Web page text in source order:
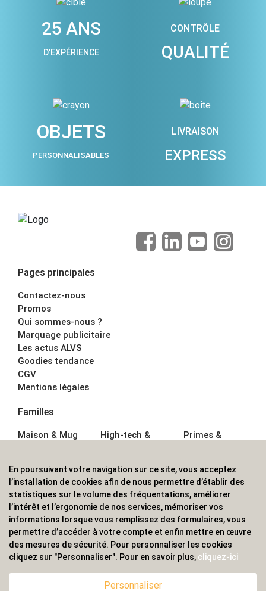
25 ANS
D'EXPÉRIENCE
CONTRÔLE
QUALITÉ
OBJETS
PERSONNALISABLES
LIVRAISON
EXPRESS
Pages principales
Contactez-nous
Promos
Qui sommes-nous ?
Marquage publicitaire
Les actus ALVS
Goodies tendance
CGV
Mentions légales
Familles
Maison & Mug
Écriture
Bagagerie sacs
High-tech &
Sport &
Outdoor
Enfant
Primes &
Boisson
Textile &
Casquette
Accessoires de
ALVS, fournisseur d'objets publicitaires, pour les
professionnels. Une implantation nationale, une
couverture internationale.
En poursuivant votre navigation sur ce site, vous acceptez
l’installation de cookies afin de nous permettre d’établir des
statistiques sur le volume des fréquentations, améliorer
l’intérêt et l’ergonomie de nos services, mémoriser vos
informations lorsque vous remplissez des formulaires, vous
permettre d’accéder à votre compte et enfin mettre en œuvre
des mesures de sécurité. Pour personnaliser les cookies
cliquez sur "Personnaliser". Pour en savoir plus, cliquez-ici
Personnaliser